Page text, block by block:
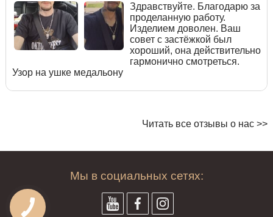
Здравствуйте. Благодарю за
проделанную работу.
Изделием доволен. Ваш
совет с застёжкой был
хороший, она действительно
гармонично смотреться.
Узор на ушке медальону
Читать все отзывы о нас >>
Мы в социальных сетях: